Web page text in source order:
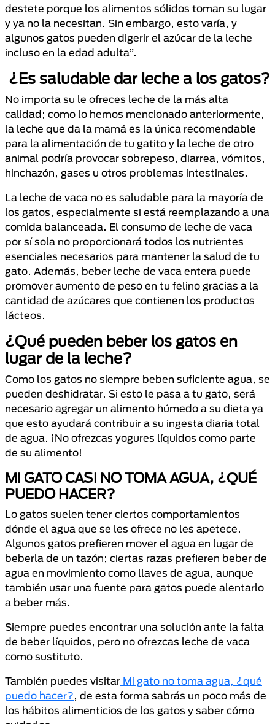
destete porque los alimentos sólidos toman su lugar
y ya no la necesitan. Sin embargo, esto varía, y
algunos gatos pueden digerir el azúcar de la leche
incluso en la edad adulta”.
¿Es saludable dar leche a los gatos?
No importa su le ofreces leche de la más alta
calidad; como lo hemos mencionado anteriormente,
la leche que da la mamá es la única recomendable
para la alimentación de tu gatito y la leche de otro
animal podría provocar sobrepeso, diarrea, vómitos,
hinchazón, gases u otros problemas intestinales.
La leche de vaca no es saludable para la mayoría de
los gatos, especialmente si está reemplazando a una
comida balanceada. El consumo de leche de vaca
por sí sola no proporcionará todos los nutrientes
esenciales necesarios para mantener la salud de tu
gato. Además, beber leche de vaca entera puede
promover aumento de peso en tu felino gracias a la
cantidad de azúcares que contienen los productos
lácteos.
¿Qué pueden beber los gatos en
lugar de la leche?
Como los gatos no siempre beben suficiente agua, se
pueden deshidratar. Si esto le pasa a tu gato, será
necesario agregar un alimento húmedo a su dieta ya
que esto ayudará contribuir a su ingesta diaria total
de agua. ¡No ofrezcas yogures líquidos como parte
de su alimento!
MI GATO CASI NO TOMA AGUA, ¿QUÉ
PUEDO HACER?
Lo gatos suelen tener ciertos comportamientos
dónde el agua que se les ofrece no les apetece.
Algunos gatos prefieren mover el agua en lugar de
beberla de un tazón; ciertas razas prefieren beber de
agua en movimiento como llaves de agua, aunque
también usar una fuente para gatos puede alentarlo
a beber más.
Siempre puedes encontrar una solución ante la falta
de beber líquidos, pero no ofrezcas leche de vaca
como sustituto.
También puedes visitar Mi gato no toma agua, ¿qué
puedo hacer?, de esta forma sabrás un poco más de
los hábitos alimenticios de los gatos y saber cómo